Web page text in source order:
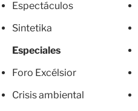
Espectáculos
Sintetika
Especiales
Foro Excélsior
Crisis ambiental